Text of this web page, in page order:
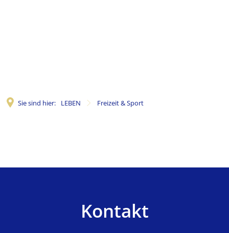
Sie sind hier: LEBEN Freizeit & Sport
Kontakt